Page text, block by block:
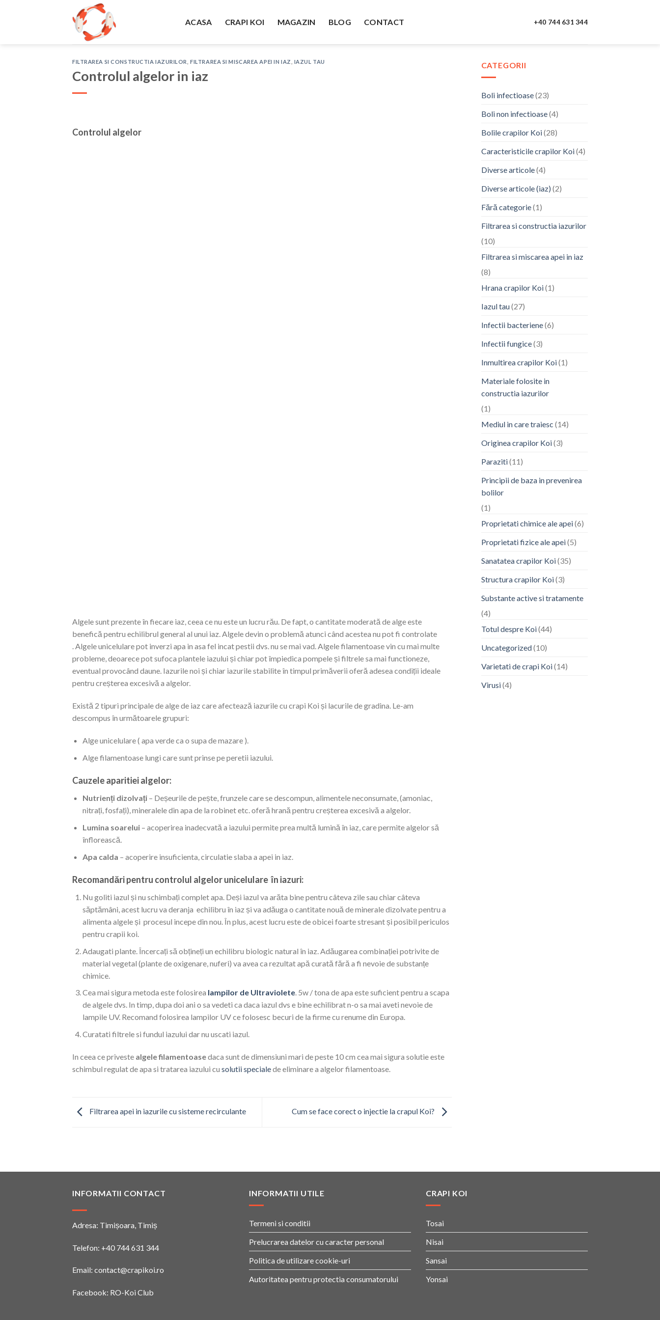
ACASA CRAPI KOI MAGAZIN BLOG CONTACT +40 744 631 344
FILTRAREA SI CONSTRUCTIA IAZURILOR ,FILTRAREA SI MISCAREA APEI IN IAZ IAZUL TAU
Controlul algelor in iaz
Controlul algelor
Algele sunt prezente în fiecare iaz, ceea ce nu este un lucru rău. De fapt, o cantitate moderată de alge este
benefică pentru echilibrul general al unui iaz.Algele devin o problemă atunci când acestea nu pot fi controlate
.Algele unicelulare pot inverzi apa in asa fel incat pestii dvs. nu se mai vad.Algele filamentoase vin cu mai multe
probleme, deoarece pot sufoca plantele iazului și chiar pot împiedica pompele și filtrele sa mai functioneze,
eventual provocând daune. Iazurile noi și chiar iazurile stabilite în timpul primăverii oferă adesea condiții ideale
pentru creșterea excesivă a algelor.
Există 2 tipuri principale de alge de iaz care afectează iazurile cu crapi Koi și lacurile de gradina. Le-am
descompus în următoarele grupuri:
Alge unicelulare ( apa verde ca o supa de mazare ).
Alge filamentoase lungi care sunt prinse pe peretii iazului.
Cauzele aparitiei algelor:
Nutrienți dizolvați– Deșeurile de pește, frunzele care se descompun, alimentele neconsumate, (amoniac,
nitrați, fosfați), mineralele din apa de la robinet etc. oferă hrană pentru creșterea excesivă a algelor.
Lumina soarelui– acoperirea inadecvată a iazului permite prea multă lumină în iaz, care permite algelor să
înflorească.
Apa calda – acoperire insuficienta, circulatie slaba a apei in iaz.
Recomandări pentru controlul algelor unicelulare în iazuri:
Nu goliti iazul și nu schimbați complet apa. Deși iazul va arăta bine pentru câteva zile sau chiar câteva
săptămâni, acest lucru va deranja echilibru în iaz și va adăuga o cantitate nouă de minerale dizolvate pentru a
alimenta algele și procesul incepe din nou.În plus, acest lucru este de obicei foarte stresant și posibil periculos
pentru crapii koi.
Adaugati plante.Încercați să obțineți un echilibru biologic natural în iaz.Adăugarea combinației potrivite de
material vegetal (plante de oxigenare, nuferi) va avea ca rezultat apă curată fără a fi nevoie de substanțe
chimice.
Cea mai sigura metoda este folosirea lampilor de Ultraviolete. 5w / tona de apa este suficient pentru a scapa
de algele dvs. In timp, dupa doi ani o sa vedeti ca daca iazul dvs e bine echilibrat n-o sa mai aveti nevoie de
lampile UV. Recomand folosirea lampilor UV ce folosesc becuri de la firme cu renume din Europa.
Curatati filtrele si fundul iazului dar nu uscati iazul.
In ceea ce priveste algele filamentoasedaca sunt de dimensiuni mari de peste 10 cm cea mai sigura solutie este
schimbul regulat de apa si tratarea iazului cu solutii specialede eliminare a algelor filamentoase.
Filtrarea apei in iazurile cu sisteme recirculante Cum se face corect o injectie la crapul Koi?
CATEGORII
Boli infectioase(23)
Boli non infectioase(4)
Bolile crapilor Koi(28)
Caracteristicile crapilor Koi(4)
Diverse articole(4)
Diverse articole (iaz) (2)
Fără categorie(1)
Filtrarea si constructia iazurilor
(10)
Filtrarea si miscarea apei in iaz
(8)
Hrana crapilor Koi(1)
Iazul tau(27)
Infectii bacteriene(6)
Infectii fungice(3)
Inmultirea crapilor Koi(1)
Materiale folosite in
constructia iazurilor
(1)
Mediul in care traiesc (14)
Originea crapilor Koi(3)
Paraziti(11)
Principii de baza in prevenirea
bolilor
(1)
Proprietati chimice ale apei(6)
Proprietati fizice ale apei(5)
Sanatatea crapilor Koi(35)
Structura crapilor Koi(3)
Substante active si tratamente
(4)
Totul despre Koi(44)
Uncategorized(10)
Varietati de crapi Koi(14)
Virusi(4)
INFORMATII CONTACT
Adresa: Timișoara, Timiș
Telefon: +40 744 631 344
Email: contact@crapikoi.ro
Facebook: RO-Koi Club
INFORMATII UTILE
Termeni si conditii
Prelucrarea datelor cu caracter personal
Politica de utilizare cookie-uri
Autoritatea pentru protectia consumatorului
CRAPI KOI
Tosai
Nisai
Sansai
Yonsai